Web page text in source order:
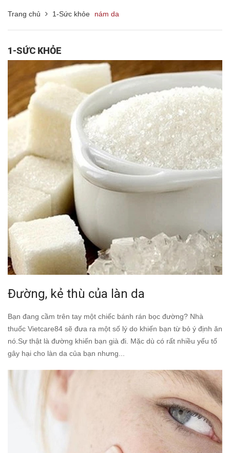
Trang chủ 1-Sức khỏe nám da
1-SỨC KHỎE
Đường, kẻ thù của làn da
Bạn đang cầm trên tay một chiếc bánh rán bọc đường? Nhà
thuốc Vietcare84 sẽ đưa ra một số lý do khiến bạn từ bỏ ý định ăn
nó.Sự thật là đường khiến bạn già đi. Mặc dù có rất nhiều yếu tố
gây hại cho làn da của bạn nhưng...